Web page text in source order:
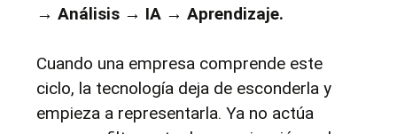
→ Análisis → IA → Aprendizaje.
Cuando una empresa comprende este
ciclo, la tecnología deja de esconderla y
empieza a representarla. Ya no actúa